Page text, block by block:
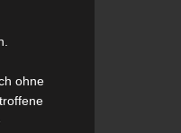
ohne